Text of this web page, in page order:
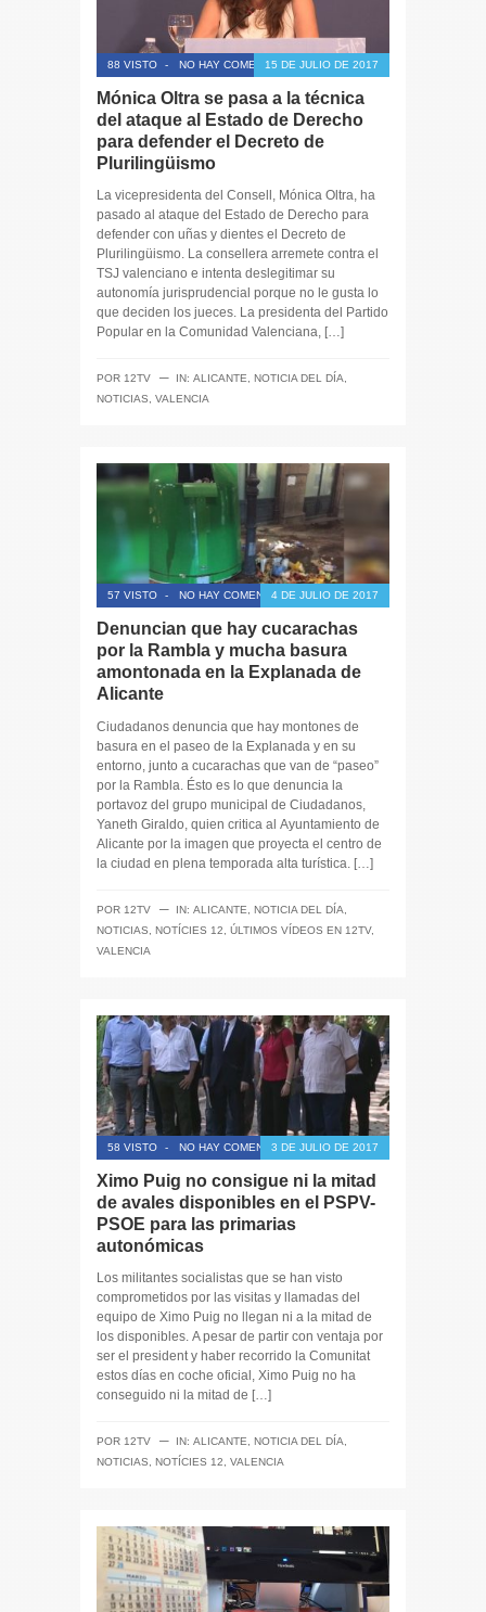
88 VISTO - NO HAY COMENTARIOS15 DE JULIO DE 2017
Mónica Oltra se pasa a la técnica
del ataque al Estado de Derecho
para defender el Decreto de
Plurilingüismo
La vicepresidenta del Consell, Mónica Oltra, ha
pasado al ataque del Estado de Derecho para
defender con uñas y dientes el Decreto de
Plurilingüismo. La consellera arremete contra el
TSJ valenciano e intenta deslegitimar su
autonomía jurisprudencial porque no le gusta lo
que deciden los jueces. La presidenta del Partido
Popular en la Comunidad Valenciana, […]
POR 12TV ─ IN: ALICANTE, NOTICIA DEL DÍA,
NOTICIAS, VALENCIA
57 VISTO - NO HAY COMENTARIOS4 DE JULIO DE 2017
Denuncian que hay cucarachas
por la Rambla y mucha basura
amontonada en la Explanada de
Alicante
Ciudadanos denuncia que hay montones de
basura en el paseo de la Explanada y en su
entorno, junto a cucarachas que van de “paseo”
por la Rambla. Ésto es lo que denuncia la
portavoz del grupo municipal de Ciudadanos,
Yaneth Giraldo, quien critica al Ayuntamiento de
Alicante por la imagen que proyecta el centro de
la ciudad en plena temporada alta turística. […]
POR 12TV ─ IN: ALICANTE NOTICIA DEL DÍA
NOTICIAS
NOTÍCIES 12 ÚLTIMOS VÍDEOS EN 12TV,
VALENCIA
58 VISTO - NO HAY COMENTARIOS3 DE JULIO DE 2017
Ximo Puig no consigue ni la mitad
de avales disponibles en el PSPV-
PSOE para las primarias
autonómicas
Los militantes socialistas que se han visto
comprometidos por las visitas y llamadas del
equipo de Ximo Puig no llegan ni a la mitad de
los disponibles. A pesar de partir con ventaja por
ser el president y haber recorrido la Comunitat
estos días en coche oficial, Ximo Puig no ha
conseguido ni la mitad de […]
POR 12TV ─ IN: ALICANTE NOTICIA DEL DÍA
NOTICIAS
NOTÍCIES 12 VALENCIA